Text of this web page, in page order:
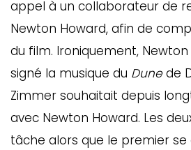
appel à un collaborateur de
Newton Howard, afin de
du film. Ironiquement,
signé la musique du Dunede
Zimmer souhaitait depuis
avec Newton Howard. Les
tâche alors que le premier